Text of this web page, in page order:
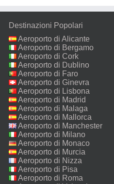
Destinazioni Popolari
Aeroporto di Alicante
Aeroporto di Bergamo
Aeroporto di Cork
Aeroporto di Dublino
Aeroporto di Faro
Aeroporto di Ginevra
Aeroporto di Lisbona
Aeroporto di Madrid
Aeroporto di Malaga
Aeroporto di Mallorca
Aeroporto di Manchester
Aeroporto di Milano
Malpensa
Aeroporto di Monaco
Aeroporto di Murcia
Aeroporto di Nizza
Aeroporto di Pisa
Aeroporto di Roma